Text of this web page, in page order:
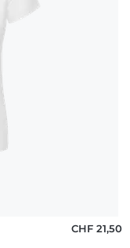
CHF 21,50